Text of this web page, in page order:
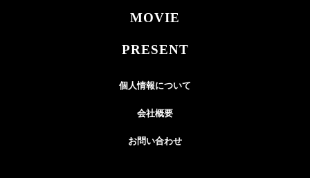
MOVIE
PRESENT
個人情報について
会社概要
お問い合わせ